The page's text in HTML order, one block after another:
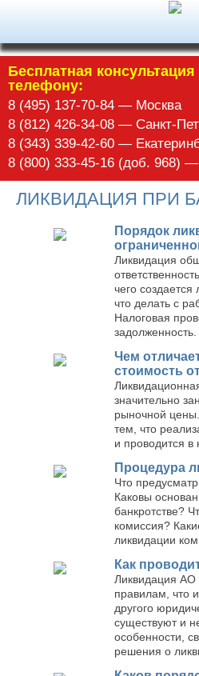
Бесплатная
телефону:
8 (495) 137-70-84 — Москва
8 (812) 426-34-08 — Санкт-
8 (343) 339-42-60 —
8 (800) 333-45-16 (доб. 968)
ЛИКВИДАЦИЯ ПРИ
Порядок
Ликвидация
чего создается
что делать с
Налоговая
задолженность.
Чем
стоимость
значительно
рыночной
тем, что
и проводится в
Процедура
Что
Каковы
банкротстве?
комиссия?
ликвидации
Как
Ликвидация АО
правилам, что
другого
существуют и
особенности,
решения о